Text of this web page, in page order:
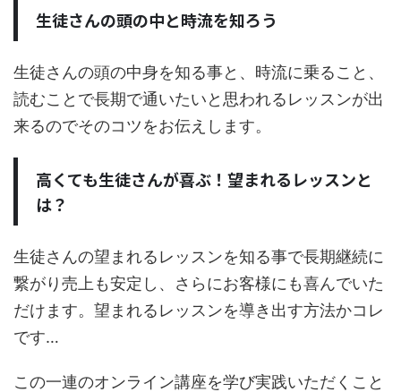
生徒さんの頭の中と時流を知ろう
生徒さんの頭の中身を知る事と、時流に乗ること、
読むことで長期で通いたいと思われるレッスンが出
来るのでそのコツをお伝えします。
高くても生徒さんが喜ぶ！望まれるレッスンと
は？
生徒さんの望まれるレッスンを知る事で長期継続に
繋がり売上も安定し、さらにお客様にも喜んでいた
だけます。望まれるレッスンを導き出す方法かコレ
です…
この一連のオンライン講座を学び実践いただくこと